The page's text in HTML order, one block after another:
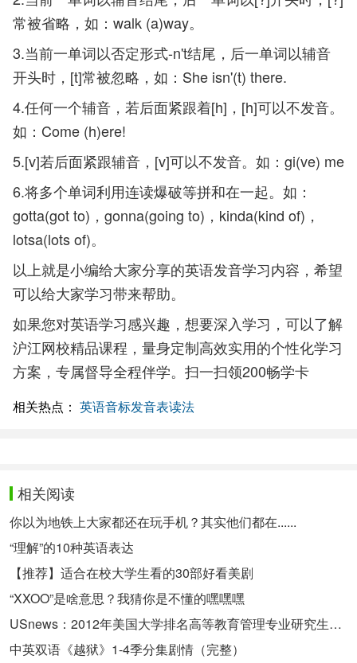
常被省略，如：walk (a)way。
3.当前一单词以否定形式-n't结尾，后一单词以辅音
开头时，[t]常被忽略，如：She isn'(t) there.
4.任何一个辅音，若后面紧跟着[h]，[h]可以不发音。
如：Come (h)ere!
5.[v]若后面紧跟辅音，[v]可以不发音。如：gi(ve) me
6.将多个单词利用连读爆破等拼和在一起。如：
gotta(got to)，gonna(going to)，kinda(kind of)，
lotsa(lots of)。
以上就是小编给大家分享的英语发音学习内容，希望
可以给大家学习带来帮助。
如果您对英语学习感兴趣，想要深入学习，可以了解
沪江网校精品课程，量身定制高效实用的个性化学习
方案，专属督导全程伴学。扫一扫领200畅学卡
相关热点： 英语音标发音表读法
相关阅读
你以为地铁上大家都还在玩手机？其实他们都在......
“理解”的10种英语表达
【推荐】适合在校大学生看的30部好看美剧
“XXOO”是啥意思？我猜你是不懂的嘿嘿嘿
USnews：2012年美国大学排名高等教育管理专业研究生排名
中英双语《越狱》1-4季分集剧情（完整）